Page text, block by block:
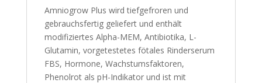
Amniogrow Plus wird tiefgefroren und
gebrauchsfertig geliefert und enthält
modifiziertes Alpha-MEM, Antibiotika, L-
Glutamin, vorgetestetes fötales Rinderserum
FBS, Hormone, Wachstumsfaktoren,
Phenolrot als pH-Indikator und ist mit